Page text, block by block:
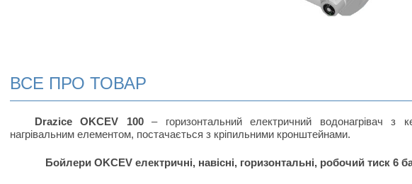
ВСЕ ПРО ТОВАР
Drazice OKCEV 100– горизонтальний електричний водонагрівач з
нагрівальним елементом, постачається з кріпильними кронштейнами.
Бойлери OKCEV електричні, навісні, горизонтальні, робочий тиск 6